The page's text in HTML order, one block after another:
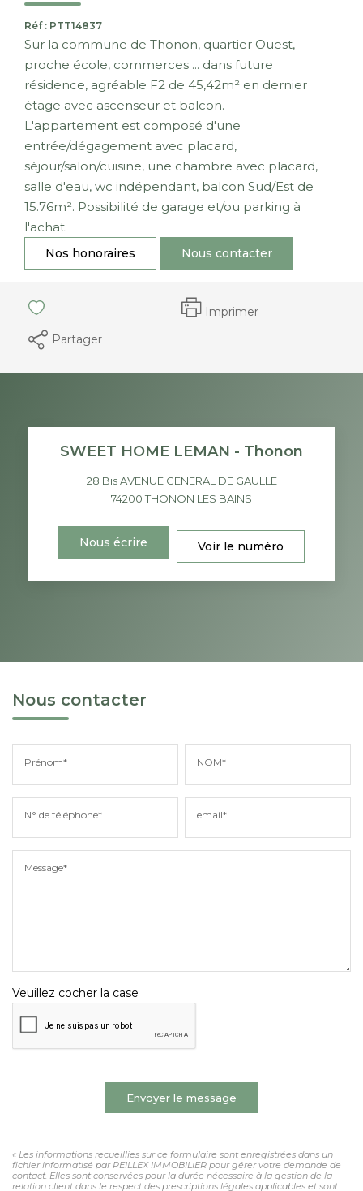
Réf : PTT14837
Sur la commune de Thonon, quartier Ouest,
proche école, commerces ... dans future
résidence, agréable F2 de 45,42m² en dernier
étage avec ascenseur et balcon.
L'appartement est composé d'une
entrée/dégagement avec placard,
séjour/salon/cuisine, une chambre avec placard,
salle d'eau, wc indépendant, balcon Sud/Est de
15.76m². Possibilité de garage et/ou parking à
l'achat.
Nos honoraires Nous contacter
Imprimer
Partager
SWEET HOME LEMAN - Thonon
28 Bis AVENUE GENERAL DE GAULLE
74200THONON LES BAINS
Nous écrire Voir le numéro
Nous contacter
Prénom* NOM*
N° de téléphone* email*
Message*
Veuillez cocher la case
Envoyer le message
« Les informations recueillies sur ce formulaire sont enregistrées dans un
fichier informatisé par PEILLEX IMMOBILIER pour gérer votre demande de
contact. Elles sont conservées pour la durée nécessaire à la gestion de la
relation client dans le respect des prescriptions légales applicables et sont